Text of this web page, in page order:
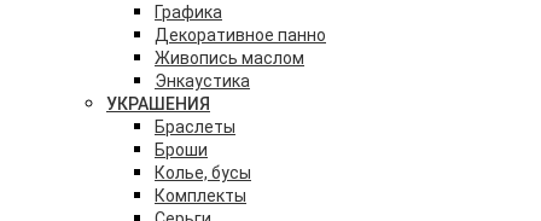
Графика
Декоративное панно
Живопись маслом
Энкаустика
УКРАШЕНИЯ
Браслеты
Броши
Колье, бусы
Комплекты